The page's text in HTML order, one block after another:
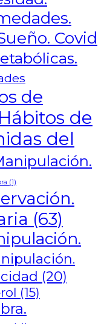
Covid
de
Hábitos de
del
(1)
(63)
(20)
(15)